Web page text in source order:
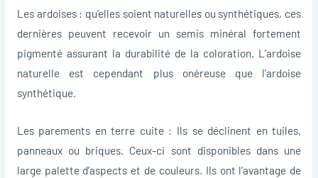
Les ardoises : qu’elles soient naturelles ou synthétiques, ces
dernières peuvent recevoir un semis minéral fortement
pigmenté assurant la durabilité de la coloration. L’ardoise
naturelle est cependant plus onéreuse que l’ardoise
synthétique.
Les parements en terre cuite : Ils se déclinent en tuiles,
panneaux ou briques. Ceux-ci sont disponibles dans une
large palette d’aspects et de couleurs. Ils ont l’avantage de